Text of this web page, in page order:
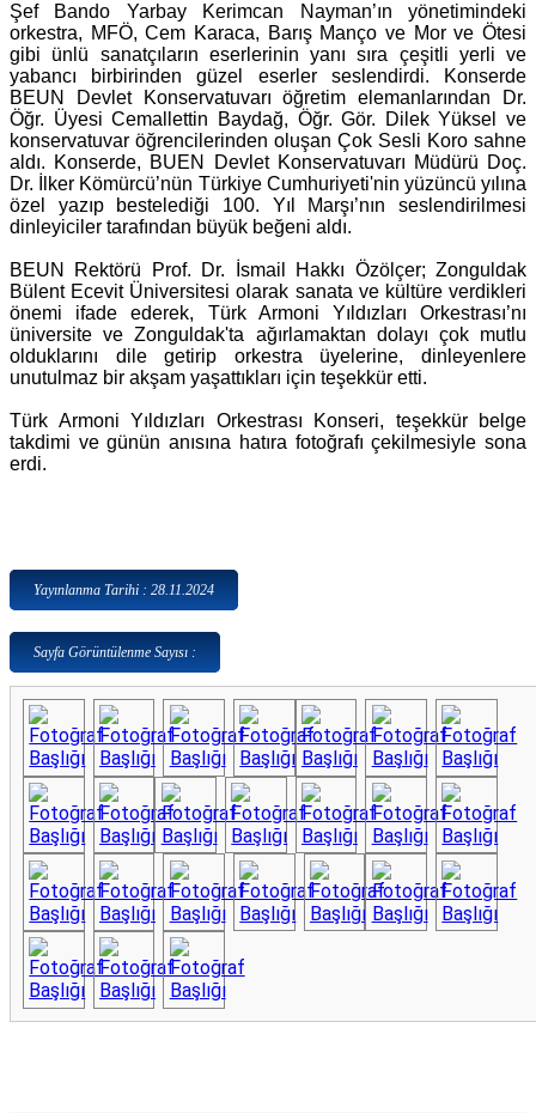
Şef Bando Yarbay Kerimcan Nayman’ın yönetimindeki
orkestra, MFÖ, Cem Karaca, Barış Manço ve Mor ve Ötesi
gibi ünlü sanatçıların eserlerinin yanı sıra çeşitli yerli ve
yabancı birbirinden güzel eserler seslendirdi. Konserde
BEUN Devlet Konservatuvarı öğretim elemanlarından Dr.
Öğr. Üyesi Cemallettin Baydağ, Öğr. Gör. Dilek Yüksel ve
konservatuvar öğrencilerinden oluşan Çok Sesli Koro sahne
aldı. Konserde, BUEN Devlet Konservatuvarı Müdürü Doç.
Dr. İlker Kömürcü’nün Türkiye Cumhuriyeti'nin yüzüncü yılına
özel yazıp bestelediği 100. Yıl Marşı’nın seslendirilmesi
dinleyiciler tarafından büyük beğeni aldı.
BEUN Rektörü Prof. Dr. İsmail Hakkı Özölçer; Zonguldak
Bülent Ecevit Üniversitesi olarak sanata ve kültüre verdikleri
önemi ifade ederek, Türk Armoni Yıldızları Orkestrası’nı
üniversite ve Zonguldak'ta ağırlamaktan dolayı çok mutlu
olduklarını dile getirip orkestra üyelerine, dinleyenlere
unutulmaz bir akşam yaşattıkları için teşekkür etti.
Türk Armoni Yıldızları Orkestrası Konseri, teşekkür belge
takdimi ve günün anısına hatıra fotoğrafı çekilmesiyle sona
erdi.
Yayınlanma Tarihi : 28.11.2024
Sayfa Görüntülenme Sayısı :